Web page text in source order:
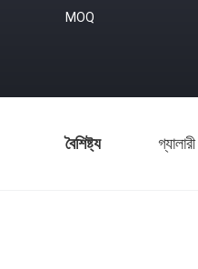
MOQ
বৈশিষ্ট্য গ্যালারী